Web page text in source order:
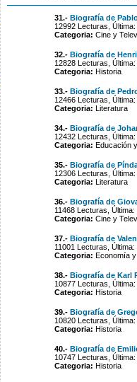
31.- Biografía de
12992 Lecturas,
Categoria: Cine y
32.- Biografía de
12828 Lecturas,
Categoria: Historia
33.- Biografía de
12466 Lecturas,
Categoria: Literatura
34.- Biografía de
12432 Lecturas,
Categoria: Educación
35.- Biografía de
12306 Lecturas,
Categoria: Literatura
36.- Biografía de
11468 Lecturas,
Categoria: Cine y
37.- Biografía de
11001 Lecturas,
Categoria: Economía
38.- Biografía de Karl
10877 Lecturas,
Categoria: Historia
39.- Biografía de
10820 Lecturas,
Categoria: Historia
40.- Biografía de
10747 Lecturas,
Categoria: Historia